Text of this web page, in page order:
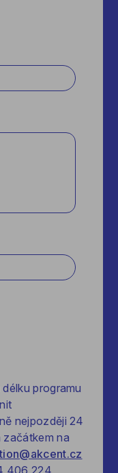
programu
nejpozději 24
začátkem na
406 224